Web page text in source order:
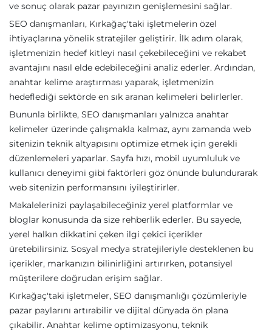
ve sonuç olarak pazar payınızın genişlemesini sağlar.
SEO danışmanları, Kırkağaç'taki işletmelerin özel
ihtiyaçlarına yönelik stratejiler geliştirir. İlk adım olarak,
işletmenizin hedef kitleyi nasıl çekebileceğini ve rekabet
avantajını nasıl elde edebileceğini analiz ederler. Ardından,
anahtar kelime araştırması yaparak, işletmenizin
hedeflediği sektörde en sık aranan kelimeleri belirlerler.
Bununla birlikte, SEO danışmanları yalnızca anahtar
kelimeler üzerinde çalışmakla kalmaz, aynı zamanda web
sitenizin teknik altyapısını optimize etmek için gerekli
düzenlemeleri yaparlar. Sayfa hızı, mobil uyumluluk ve
kullanıcı deneyimi gibi faktörleri göz önünde bulundurarak
web sitenizin performansını iyileştirirler.
Makalelerinizi paylaşabileceğiniz yerel platformlar ve
bloglar konusunda da size rehberlik ederler. Bu sayede,
yerel halkın dikkatini çeken ilgi çekici içerikler
üretebilirsiniz. Sosyal medya stratejileriyle desteklenen bu
içerikler, markanızın bilinirliğini artırırken, potansiyel
müşterilere doğrudan erişim sağlar.
Kırkağaç'taki işletmeler, SEO danışmanlığı çözümleriyle
pazar paylarını artırabilir ve dijital dünyada ön plana
çıkabilir. Anahtar kelime optimizasyonu, teknik